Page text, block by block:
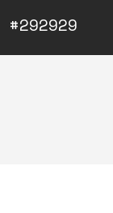
#292929